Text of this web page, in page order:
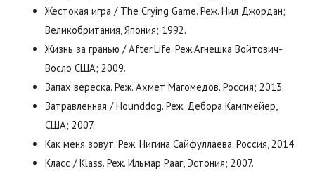
Жестокая игра / The Crying Game. Реж. Нил Джордан;
Великобритания, Япония; 1992.
Жизнь за гранью / After.Life. Реж.Агнешка Войтович-
Восло США; 2009.
Запах вереска. Реж. Ахмет Магомедов. Россия; 2013.
Затравленная / Hounddog. Реж. Дебора Кампмейер,
США; 2007.
Как меня зовут. Реж. Нигина Сайфуллаева. Россия, 2014.
Класс / Klass. Реж. Ильмар Рааг, Эстония; 2007.